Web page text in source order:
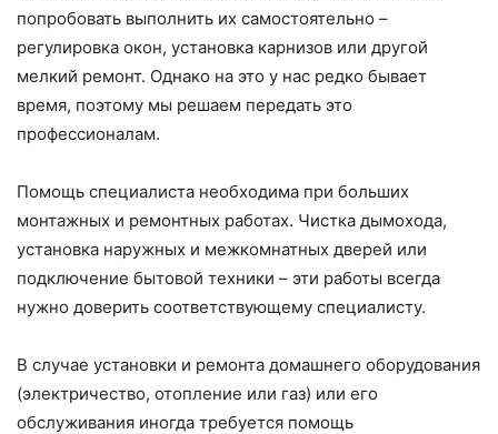
попробовать выполнить их самостоятельно –
регулировка окон, установка карнизов или другой
мелкий ремонт. Однако на это у нас редко бывает
время, поэтому мы решаем передать это
профессионалам.
Помощь специалиста необходима при больших
монтажных и ремонтных работах. Чистка дымохода,
установка наружных и межкомнатных дверей или
подключение бытовой техники – эти работы всегда
нужно доверить соответствующему специалисту.
В случае установки и ремонта домашнего оборудования
(электричество, отопление или газ) или его
обслуживания иногда требуется помощь